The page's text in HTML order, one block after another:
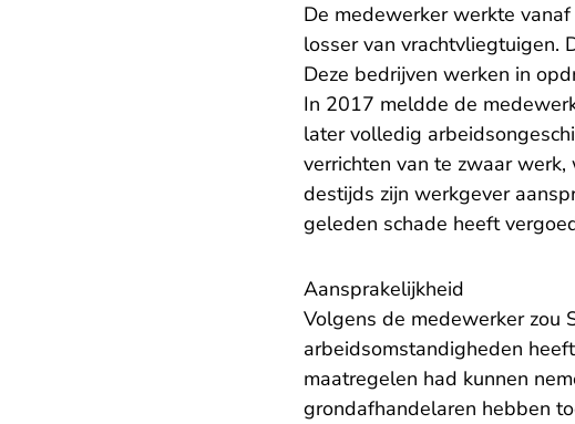
De medewerker werkte
losser van vrachtvliegtuigen.
Deze bedrijven werken in
In 2017 meldde de
later volledig
verrichten van te zwaar
destijds zijn werkgever
geleden schade heeft
Aansprakelijkheid
Volgens de medewerker zou
arbeidsomstandigheden
maatregelen had kunnen
grondafhandelaren hebben